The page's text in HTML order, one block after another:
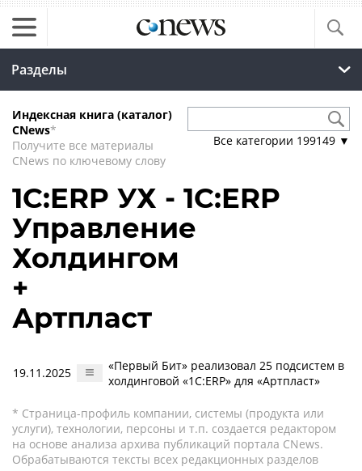
Разделы
Индексная книга (каталог)
CNews*
Получите все материалы
CNews по ключевому слову
Все категории 199149 ▼
1С:ERP УХ - 1С:ERP
Управление
Холдингом
+
Артпласт
19.11.2025
«Первый Бит» реализовал 25 подсистем в
холдинговой «1С:ERP» для «Артпласт»
* Страница-профиль компании, системы (продукта или
услуги), технологии, персоны и т.п. создается редактором
на основе анализа архива публикаций портала CNews.
Обрабатываются тексты всех редакционных разделов